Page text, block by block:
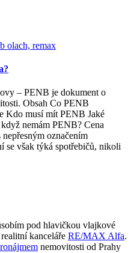
– PENB je dokument o
Obsah Co PENB
Kdo musí mít PENB Jaké
nemám PENB? Cena
označením
se však týká spotřebičů, nikoli
pod hlavičkou vlajkové
kanceláře RE/MAX Alfa.
nemovitosti od Prahy